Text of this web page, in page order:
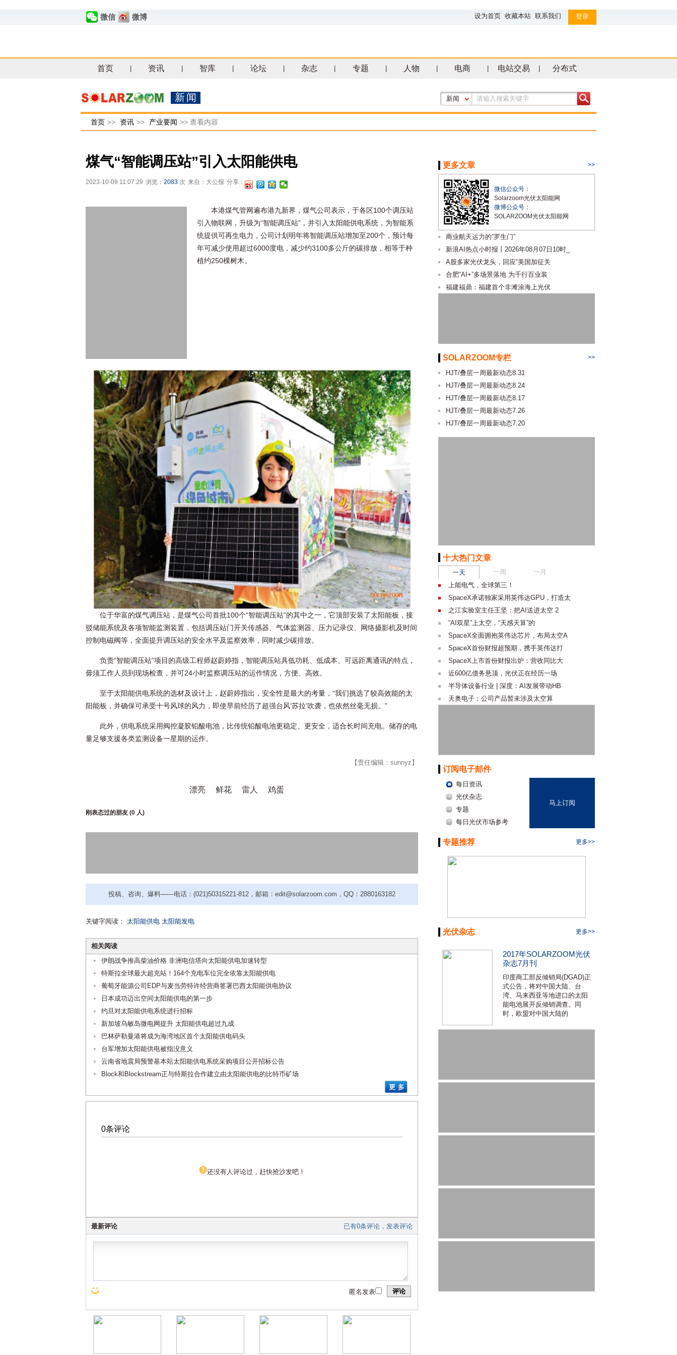
微信 微博 设为首页 收藏本站 联系我们 登录
首页 资讯 智库 论坛 杂志 专题 人物 电商 电站交易 分布式
新闻 新闻
首页 >> 资讯 >> 产业要闻 >> 查看内容
煤气“智能调压站”引入太阳能供电
2023-10-09 11:07:29 浏览： 2083 次 来自：大公报 分享：
本港煤气管网遍布港九新界，煤气公司表示，于各区100个调压站
引入物联网，升级为“智能调压站”，并引入太阳能供电系统，为智能系
统提供可再生电力，公司计划明年将智能调压站增加至200个，预计每
年可减少使用超过6000度电，减少约3100多公斤的碳排放，相等于种
植约250棵树木。
位于华富的煤气调压站，是煤气公司首批100个“智能调压站”的其中之一，它顶部安装了太阳能板，接
驳储能系统及各项智能监测装置，包括调压站门开关传感器、气体监测器、压力记录仪、网络摄影机及时间
控制电磁阀等，全面提升调压站的安全水平及监察效率，同时减少碳排放。
负责“智能调压站”项目的高级工程师赵蔚婷指，智能调压站具低功耗、低成本、可远距离通讯的特点，
毋须工作人员到现场检查，并可24小时监察调压站的运作情况，方便、高效。
至于太阳能供电系统的选材及设计上，赵蔚婷指出，安全性是最大的考量，“我们挑选了较高效能的太
阳能板，并确保可承受十号风球的风力，即使早前经历了超强台风‘苏拉’吹袭，也依然丝毫无损。”
此外，供电系统采用阀控凝胶铅酸电池，比传统铅酸电池更稳定、更安全，适合长时间充电。储存的电
量足够支援各类监测设备一星期的运作。
【责任编辑：sunnyz】
漂亮 鲜花 雷人 鸡蛋
刚表态过的朋友 (0 人)
投稿、咨询、爆料——电话：(021)50315221-812，邮箱：edit@solarzoom.com，QQ：2880163182
关键字阅读： 太阳能供电 太阳能发电
相关阅读
伊朗战争推高柴油价格 非洲电信塔向太阳能供电加速转型
特斯拉全球最大超充站！164个充电车位完全依靠太阳能供电
葡萄牙能源公司EDP与麦当劳特许经营商签署巴西太阳能供电协议
日本成功迈出空间太阳能供电的第一步
约旦对太阳能供电系统进行招标
新加坡乌敏岛微电网提升 太阳能供电超过九成
巴林萨勒曼港将成为海湾地区首个太阳能供电码头
台军增加太阳能供电被指没意义
云南省地震局预警基本站太阳能供电系统采购项目公开招标公告
Block和Blockstream正与特斯拉合作建立由太阳能供电的比特币矿场
0条评论
还没有人评论过，赶快抢沙发吧！
已有0条评论，发表评论
最新评论
评论
匿名发表
更多文章 >>
微信公众号：
Solarzoom光伏太阳能网
微博公众号：
SOLARZOOM光伏太阳能网
商业航天运力的“罗生门”
新浪AI热点小时报丨2026年08月07日10时_
A股多家光伏龙头，回应“美国加征关
合肥“AI+”多场景落地 为千行百业装
福建福鼎：福建首个非滩涂海上光伏
SOLARZOOM专栏 >>
HJT/叠层一周最新动态8.31
HJT/叠层一周最新动态8.24
HJT/叠层一周最新动态8.17
HJT/叠层一周最新动态7.26
HJT/叠层一周最新动态7.20
十大热门文章
一天 一周
一月
上能电气，全球第三！
SpaceX承诺独家采用英伟达GPU，打造太
之江实验室主任王坚：把AI送进太空 2
“AI双星”上太空，“天感天算”的
SpaceX全面拥抱英伟达芯片，布局太空A
SpaceX首份财报超预期，携手英伟达打
SpaceX上市首份财报出炉：营收同比大
近600亿债务悬顶，光伏正在经历一场
半导体设备行业 | 深度：AI发展带动HB
天奥电子：公司产品暂未涉及太空算
订阅电子邮件
每日资讯
光伏杂志
专题
每日光伏市场参考
马上订阅
专题推荐 更多>>
光伏杂志 更多>>
2017年SOLARZOOM光伏
杂志7月刊
印度商工部反倾销局(DGAD)正
式公告，将对中国大陆、台
湾、马来西亚等地进口的太阳
能电池展开反倾销调查。同
时，欧盟对中国大陆的